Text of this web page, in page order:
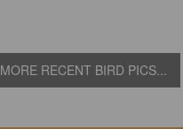
MORE RECENT BIRD PICS...